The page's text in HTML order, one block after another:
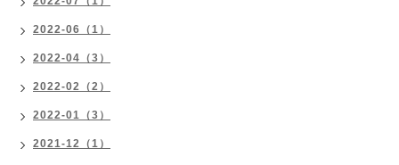
2022-06（1）
2022-04（3）
2022-02（2）
2022-01（3）
2021-12（1）